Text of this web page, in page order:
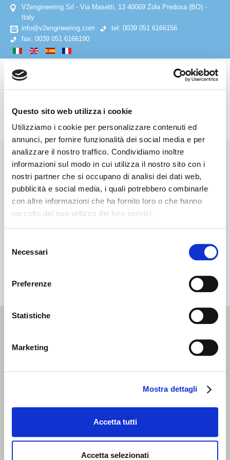
Questo sito web utilizza i cookie
Utilizziamo i cookie per personalizzare contenuti ed
annunci, per fornire funzionalità dei social media e per
analizzare il nostro traffico. Condividiamo inoltre
informazioni sul modo in cui utilizza il nostro sito con i
nostri partner che si occupano di analisi dei dati web,
pubblicità e social media, i quali potrebbero combinarle
con altre informazioni che ha fornito loro o che hanno
raccolto dal suo utilizzo dei loro servizi.
delNecessari
Preferenze
Statistiche
Marketing
Mostra dettagli
Accetta tutti
Accetta selezionati
V2engineering Srl - Via Masetti, 13 40069 Zola Predosa (BO) -
Italy
info@v2engineering.com
tel: 0039 051 6166156
fax: 0039 051 6166190
HOME
AZIENDA
Privacy Policy
MACCHINE
Ricerca per macchinario
Astucciatrici verticali
Formatrici / Chiuditrici
Cellofanatrici
Username reminder request
Inserisci l'indirizzo email associato al tuo account. Il nome
utente ti verrà inviato via email.
Indirizzo email*